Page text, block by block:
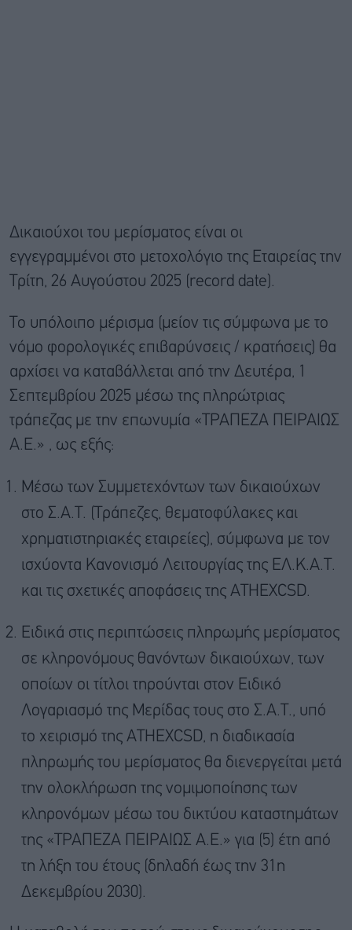
Δικαιούχοι του μερίσματος είναι οι
εγγεγραμμένοι στο μετοχολόγιο της Εταιρείας την
Τρίτη, 26 Αυγούστου 2025 (record date).
Το υπόλοιπο μέρισμα (μείον τις σύμφωνα με το
νόμο φορολογικές επιβαρύνσεις / κρατήσεις) θα
αρχίσει να καταβάλλεται από την Δευτέρα, 1
Σεπτεμβρίου 2025 μέσω της πληρώτριας
τράπεζας με την επωνυμία «ΤΡΑΠΕΖΑ ΠΕΙΡΑΙΩΣ
Α.Ε.» , ως εξής:
Μέσω των Συμμετεχόντων των δικαιούχων
στο Σ.Α.Τ. (Τράπεζες, θεματοφύλακες και
χρηματιστηριακές εταιρείες), σύμφωνα με τον
ισχύοντα Κανονισμό Λειτουργίας της ΕΛ.Κ.Α.Τ.
και τις σχετικές αποφάσεις της ATHEXCSD.
Ειδικά στις περιπτώσεις πληρωμής μερίσματος
σε κληρονόμους θανόντων δικαιούχων, των
οποίων οι τίτλοι τηρούνται στον Ειδικό
Λογαριασμό της Μερίδας τους στο Σ.Α.Τ., υπό
το χειρισμό της ATHEXCSD, η διαδικασία
πληρωμής του μερίσματος θα διενεργείται μετά
την ολοκλήρωση της νομιμοποίησης των
κληρονόμων μέσω του δικτύου καταστημάτων
της «ΤΡΑΠΕΖΑ ΠΕΙΡΑΙΩΣ Α.Ε.» για (5) έτη από
τη λήξη του έτους (δηλαδή έως την 31η
Δεκεμβρίου 2030).